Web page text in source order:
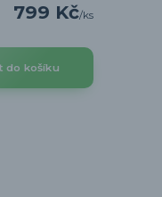
799 Kč/ks
do košíku